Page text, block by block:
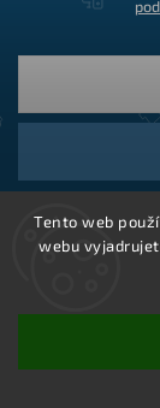
Tento web
webu